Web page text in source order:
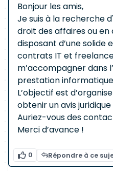
Bonjour les amis,
Je suis à la recherche
droit des affaires ou
disposant d’une solide
contrats IT et
m’accompagner dans
prestation
L’objectif est
obtenir un avis
Auriez-vous des
Merci d’avance !
0 Répondre à ce